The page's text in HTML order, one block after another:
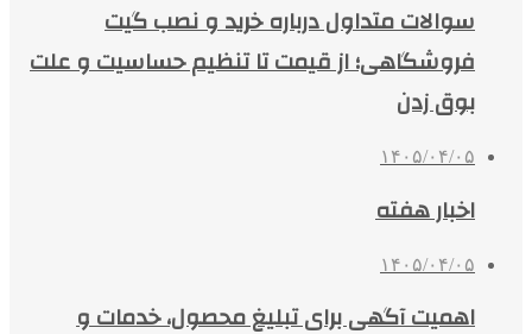
سوالات متداول درباره خرید و نصب گیت
فروشگاهی؛ از قیمت تا تنظیم حساسیت و علت
بوق زدن
۱۴۰۵/۰۴/۰۵
اخبار هفته
۱۴۰۵/۰۴/۰۵
اهمیت آگهی برای تبلیغ محصول، خدمات و